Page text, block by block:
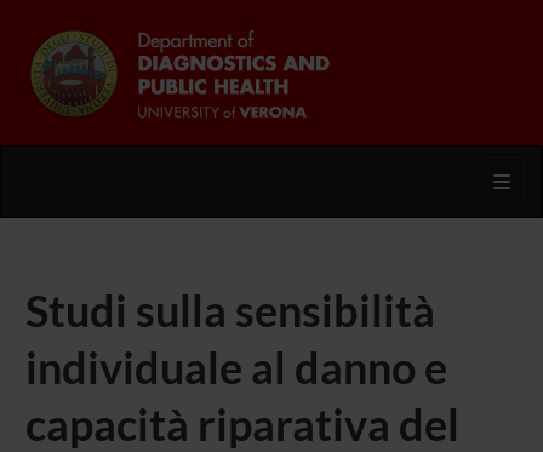
Studi sulla sensibilità
individuale al danno e
capacità riparativa del